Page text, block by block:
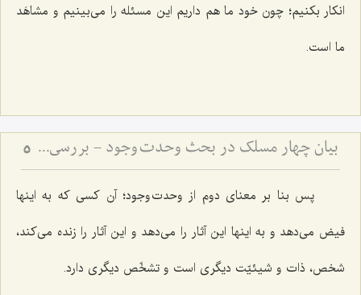
انکار بکنیم؛ چون خود ما هم داریم این مسئله را می‌بینیم و مشاهَد
ما است.
بیان چهار مسلک در بحث وحدت وجود - بررسی مسلک حق در موضوع وحدت وجود 5
پس بنا بر معنای دوم از وحدت وجود؛ آن کسی که به اینها
فیض می‌دهد و به اینها این آثار را می‌دهد و این آثار را زنده می‌کند،
شخص، ذات و شیئیّت دیگری است و تشخّص دیگری دارد.